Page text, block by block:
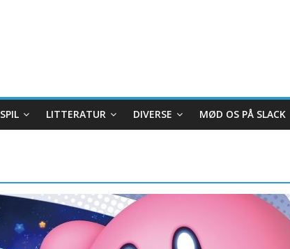
SPIL LITTERATUR DIVERSE MØD OS PÅ SLACK